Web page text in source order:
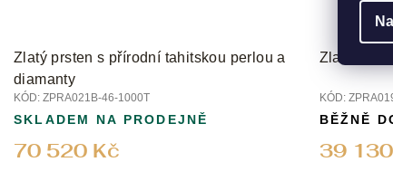
Zlatý prsten s přírodní tahitskou perlou a
diamanty
KÓD: ZPRA021B-46-1000T
70 520 Kč
SKLADEM NA PRODEJNĚ
Zlatý
KÓD:
39
BĚŽNĚ